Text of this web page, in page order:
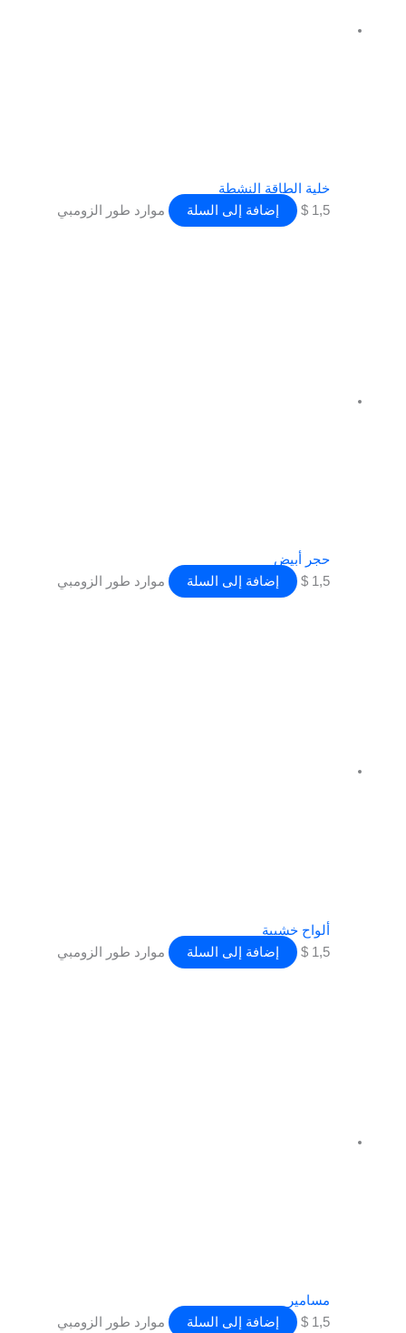
خلية الطاقة النشطة
1,5
$ إضافة إلى السلة موارد طور الزومبي
حجر أبيض
1,5
$ إضافة إلى السلة موارد طور الزومبي
ألواح خشبية
1,5
$ إضافة إلى السلة موارد طور الزومبي
مسامير
1,5
$ إضافة إلى السلة موارد طور الزومبي